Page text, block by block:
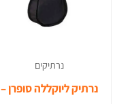
נרתיקים
נרתיק ליוקללה סופרן –